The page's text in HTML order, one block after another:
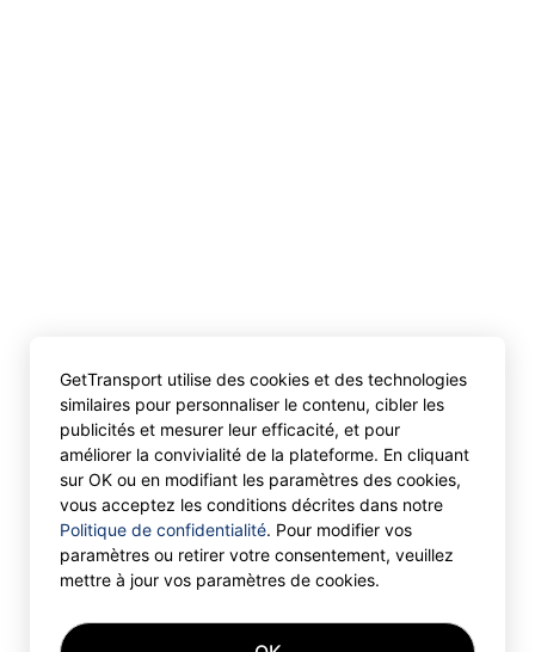
GetTransport utilise des cookies et des technologies
similaires pour personnaliser le contenu, cibler les
publicités et mesurer leur efficacité, et pour
améliorer la convivialité de la plateforme. En cliquant
sur OK ou en modifiant les paramètres des cookies,
vous acceptez les conditions décrites dans notre
Politique de confidentialité. Pour modifier vos
paramètres ou retirer votre consentement, veuillez
mettre à jour vos paramètres de cookies.